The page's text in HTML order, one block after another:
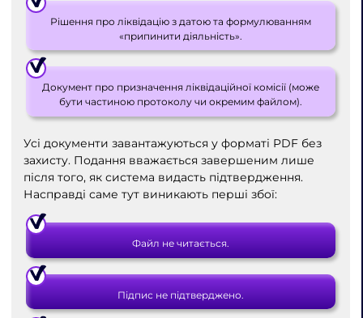
Рішення про ліквідацію з датою та формулюванням
«припинити діяльність».
Документ про призначення ліквідаційної комісії (може
бути частиною протоколу чи окремим файлом).
Усі документи завантажуються у форматі PDF без
захисту. Подання вважається завершеним лише
після того, як система видасть підтвердження.
Насправді саме тут виникають перші збої:
Файл не читається.
Підпис не підтверджено.